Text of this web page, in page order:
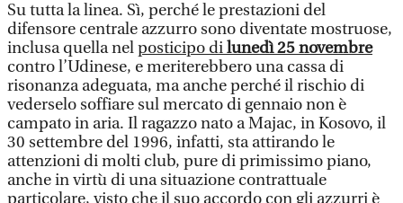
Su tutta la linea. Sì, perché le prestazioni del
difensore centrale azzurro sono diventate mostruose,
inclusa quella nelposticipo dilunedì 25 novembre
contro l’Udinese, e meriterebbero una cassa di
risonanza adeguata, ma anche perché il rischio di
vederselo soffiare sul mercato di gennaio non è
campato in aria. Il ragazzo nato a Majac, in Kosovo, il
30 settembre del 1996, infatti, sta attirando le
attenzioni di molti club, pure di primissimo piano,
anche in virtù di una situazione contrattuale
particolare, visto che il suo accordo con gli azzurri è